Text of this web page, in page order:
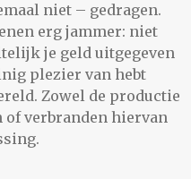
niet – gedragen.
erg jammer: niet
je geld uitgegeven
plezier van hebt
Zowel de productie
verbranden hiervan